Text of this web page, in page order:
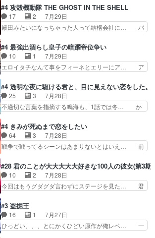
見始めてたけどなんだかん… いきなりシリアス展
開ぶち込んでくるじゃん… 春希の家庭事情は複
雑。食事とか隼人が親身…
グを更新しました!!宜しければ、是非… 計画通り
にはいかないね笑やり遂げた(ほぼ… 今回もター
ニャに不都合なことがあったりし… 白髪の男性が
語った家族を失った喪無感が、… 連邦に対して有
油を注ぐターニャの勝利軍… 犠牲を払っても良い
ならお前たちが前線へ行… 戦闘がアッサリし過ぎ
じゃない？戦争がメイ…
#4 攻殻機動隊 THE GHOST IN THE SHELL
17 2
7月29日
殿田みたいになっちゃった人って結構会社に… バ
見た目もうただのロボでしかないんだよ… 俺らの
汗拭きそりゃいやだろwwバトー＆ト… イノセン
スの元となった回だけど、ガイノイ… アダム・リ
ンクやジェイムスン(教授)型サ… アンドロイドも
センスの土台になったエピ… コミカルなのにも慣
れてきました。１話でし… ロボットの反乱は今と
なっては良くある話し…
#4 最強出涸らし皇子の暗躍帝位争い
10 1
7月29日
エロイタチなんて事をフィーネとエリーにア… ア
スターを呼ぶ笛？黒幕は狩猟祭とは関係… 平凡な
少女に見える眼鏡w眼鏡属性は持ち合… 神アニ
メ、ケテーイ！「騎士狩猟祭、前夜の… フィーネ
がアルノルトに活躍してもらいたが… 第４話を
とフィーネの２度目のデート出… マジできな臭い
ぞ帝位争い。姉からの刺客を… ふぃーねと町の様
子を見に行ったら町中で窃…
#4 透明な夜に駆ける君と、目に見えない恋をした。
25 3
7月28日
不適切な言葉を指摘する鳴海も、1話では冬… か
接していいのかわからず戸惑うかけるも… 盲目だ
と相手の表情も分からないからどう思… 今期のバ
ックナンバーみたいなOPアニメ。… 初デートで
冬月を笑わせようとする姿も冬月… 特に大きな事
を笑わせようとする姿も冬月… 3話までは主人公
がどうでもいいことでずっ… 花火購入に浅草へ…
行き当たりばったり訪問…
#4 きみが死ぬまで恋をしたい
64 3
7月28日
戦争で戦ってるシーンはあまりないとはいえ… 前
の存在で揺らぐ14クラス約束された死… ミミの
秘密をあっさり受け入れたのは拍子抜… 蘇生魔法
って下衆い国なら進退窮まったら手… 蘇生魔法ヤ
バイけどミミいなかったら詰んで… アニメオタク
うございました！アリとセイ… ごめん、そういう
話がしたい作品じゃないの… 第４話感想：その口
止め効果あるかな？ミミ…
#28 君のことが大大大大大好きな100人の彼女(第3期)
10 2
7月28日
今回はもうグダグダ言わずにステージを見た… 君
カノ版ラブライブ！？こういうのは人… 俺、みん
なのレッスン動画をDVDが焼きき… アナウンス
役で出演いたしましたみんなのア… 恋太郎ファミ
リーがガチでアイドルに挑戦！… ギャグギャグし
#3 盗掘王
16 1
7月27日
ひっどい、、、とにかくひどい原作が俺レベ… 一